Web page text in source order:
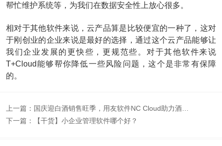
帮忙维护系统等，为我们在数据安全性上放心很多。
相对于其他软件来说，云产品算是比较便宜的一种了，这对
于刚创业的企业来说是最好的选择，通过这个云产品能够让
我们企业发展的更快些，更规范些。对于其他软件来说
T+Cloud能够帮你降低一些风险问题，这个是非常有保障
的。
上一篇：
国庆迎白酒销售旺季，用友软件NC Cloud助力酒企数字化经营
下一篇：
【干货】小企业管理软件哪个好？